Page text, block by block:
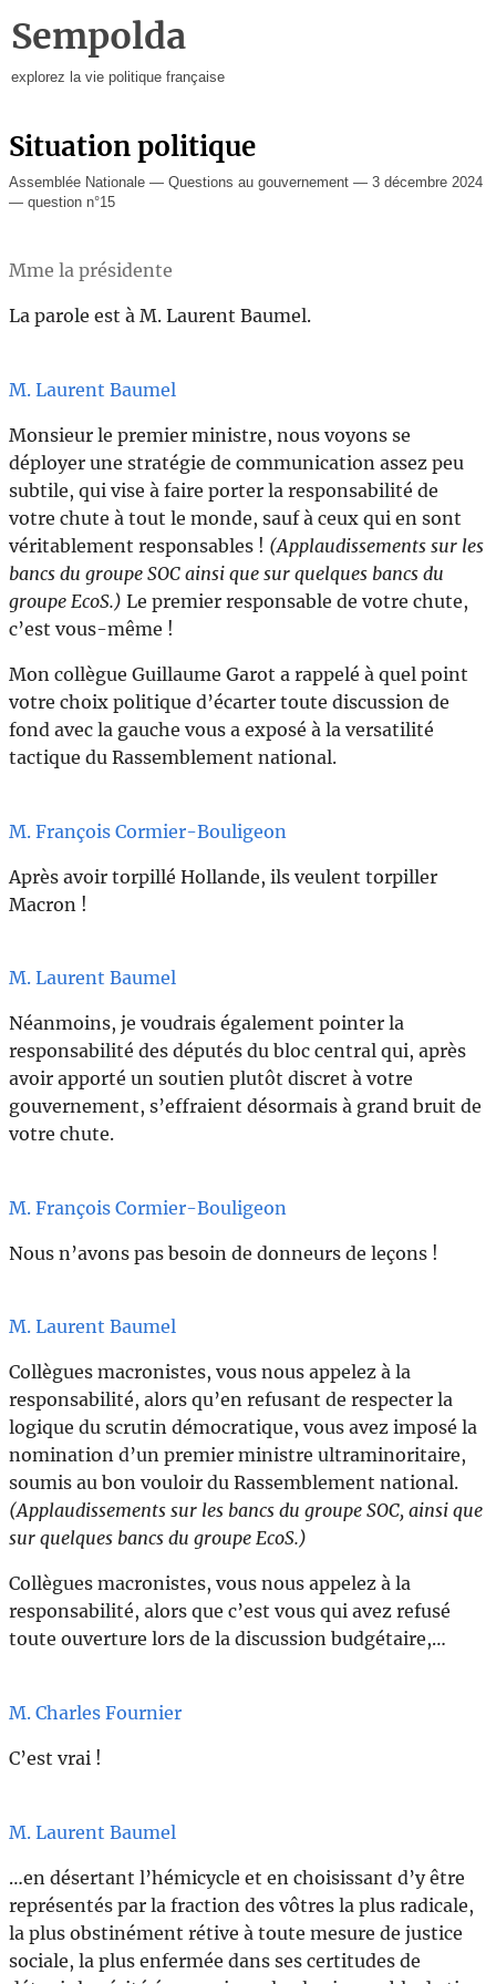
Sempolda
explorez la vie politique française
Situation politique
Assemblée Nationale — Questions au gouvernement — 3 décembre 2024
— question n°15
Mme la présidente
La parole est à M. Laurent Baumel.
M. Laurent Baumel
Monsieur le premier ministre, nous voyons se
déployer une stratégie de communication assez peu
subtile, qui vise à faire porter la responsabilité de
votre chute à tout le monde, sauf à ceux qui en sont
véritablement responsables ! (Applaudissements sur les
bancs du groupe SOC ainsi que sur quelques bancs du
groupe EcoS.) Le premier responsable de votre chute,
c’est vous-même !
Mon collègue Guillaume Garot a rappelé à quel point
votre choix politique d’écarter toute discussion de
fond avec la gauche vous a exposé à la versatilité
tactique du Rassemblement national.
M. François Cormier-Bouligeon
Après avoir torpillé Hollande, ils veulent torpiller
Macron !
M. Laurent Baumel
Néanmoins, je voudrais également pointer la
responsabilité des députés du bloc central qui, après
avoir apporté un soutien plutôt discret à votre
gouvernement, s’effraient désormais à grand bruit de
votre chute.
M. François Cormier-Bouligeon
Nous n’avons pas besoin de donneurs de leçons !
M. Laurent Baumel
Collègues macronistes, vous nous appelez à la
responsabilité, alors qu’en refusant de respecter la
logique du scrutin démocratique, vous avez imposé la
nomination d’un premier ministre ultraminoritaire,
soumis au bon vouloir du Rassemblement national.
(Applaudissements sur les bancs du groupe SOC, ainsi que
sur quelques bancs du groupe EcoS.)
Collègues macronistes, vous nous appelez à la
responsabilité, alors que c’est vous qui avez refusé
toute ouverture lors de la discussion budgétaire,…
M. Charles Fournier
C’est vrai !
M. Laurent Baumel
…en désertant l’hémicycle et en choisissant d’y être
représentés par la fraction des vôtres la plus radicale,
la plus obstinément rétive à toute mesure de justice
sociale, la plus enfermée dans ses certitudes de